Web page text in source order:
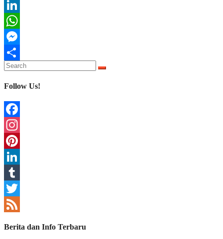
Twitter
LinkedIn
WhatsApp
Messenger
Share
Search
for:
Follow Us!
Facebook
Instagram
Pinterest
LinkedIn
Tumblr
Twitter
Berita dan Info Terbaru